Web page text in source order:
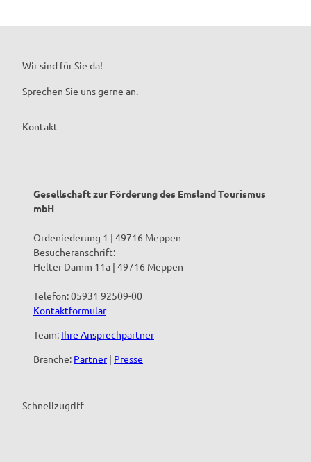
Wir sind für Sie da!
Sprechen Sie uns gerne an.
Kontakt
Gesellschaft zur Förderung des Emsland Tourismus
mbH
Ordeniederung 1 | 49716 Meppen
Besucheranschrift:
Helter Damm 11a | 49716 Meppen
Telefon: 05931 92509-00
Kontaktformular
Team: Ihre Ansprechpartner
Branche: Partner| Presse
Schnellzugriff